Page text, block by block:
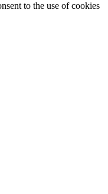
to the use of cookies